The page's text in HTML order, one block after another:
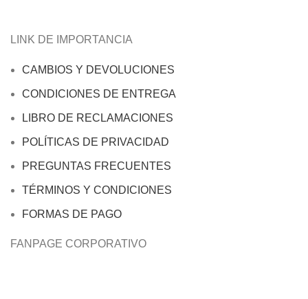
LINK DE IMPORTANCIA
CAMBIOS Y DEVOLUCIONES
CONDICIONES DE ENTREGA
LIBRO DE RECLAMACIONES
POLÍTICAS DE PRIVACIDAD
PREGUNTAS FRECUENTES
TÉRMINOS Y CONDICIONES
FORMAS DE PAGO
FANPAGE CORPORATIVO